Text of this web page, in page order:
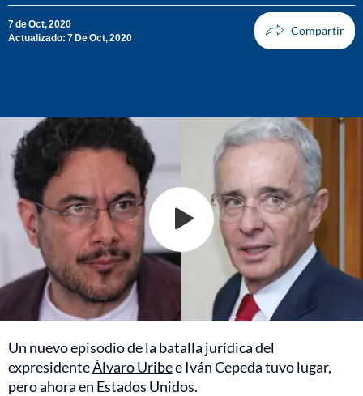
7 de Oct, 2020
Actualizado: 7 De Oct, 2020
Un nuevo episodio de la batalla jurídica del
expresidenteÁlvaro Uribee Iván Cepeda tuvo lugar,
pero ahora en Estados Unidos.